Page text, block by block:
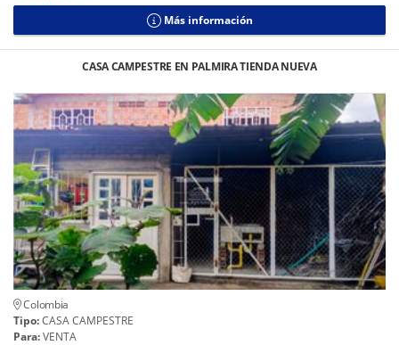
Más información
CASA CAMPESTRE EN PALMIRA TIENDA NUEVA
Colombia
Tipo:CASA CAMPESTRE
Para:VENTA